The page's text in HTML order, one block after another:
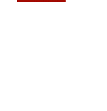
下来的，机内已经存有